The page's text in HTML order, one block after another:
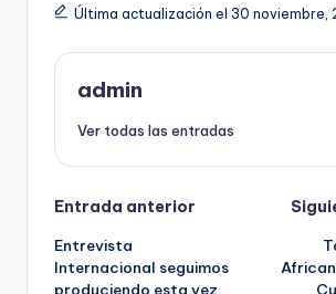
Última actualización el 30 noviembre,
admin
Ver todas las entradas
Navegación
de
Entrada anterior
Entrevista
Internacional seguimos
produciendo esta vez